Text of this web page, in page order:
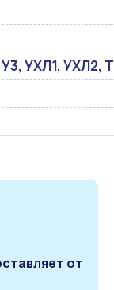
У3, УХЛ1, УХЛ2,
от